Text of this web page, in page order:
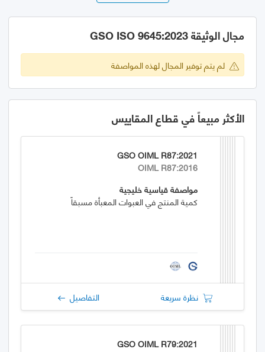
مجال الوثيقة GSO ISO 9645:2023
لم يتم توفير المجال لهذه المواصفة
الأكثر مبيعاً في قطاع المقاييس
GSO OIML R87:2021
OIML R87:2016
مواصفة قياسية خليجية
كمية المنتج في العبوات المعبأة مسبقاً
نظرة سريعة التفاصيل
GSO OIML R79:2021